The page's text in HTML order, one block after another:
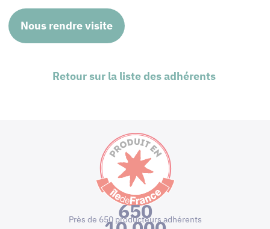
Nous rendre visite
Retour sur la liste des adhérents
650
Près de 650 producteurs adhérents